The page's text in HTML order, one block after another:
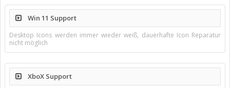
Win 11 Support
Desktop Icons werden immer wieder weiß, dauerhafte Icon Reparatur
nicht möglich
XboX Support